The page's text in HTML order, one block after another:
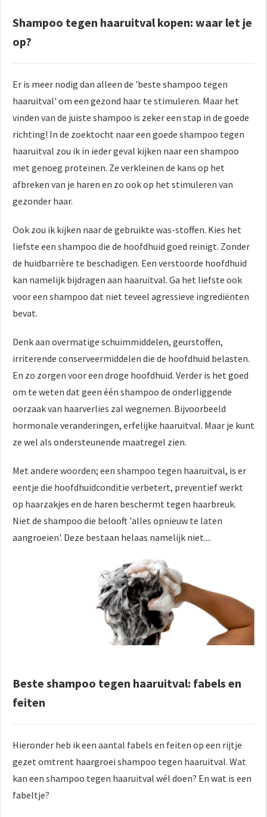
Shampoo tegen haaruitval kopen: waar let je
op?
Er is meer nodig dan alleen de 'beste shampoo tegen
haaruitval' om een gezond haar te stimuleren. Maar het
vinden van de juiste shampoo is zeker een stap in de goede
richting! In de zoektocht naar een goede shampoo tegen
haaruitval zou ik in ieder geval kijken naar een shampoo
met genoeg proteïnen. Ze verkleinen de kans op het
afbreken van je haren en zo ook op het stimuleren van
gezonder haar.
Ook zou ik kijken naar de gebruikte was-stoffen. Kies het
liefste een shampoo die de hoofdhuid goed reinigt. Zonder
de huidbarrière te beschadigen. Een verstoorde hoofdhuid
kan namelijk bijdragen aan haaruitval. Ga het liefste ook
voor een shampoo dat niet teveel agressieve ingrediënten
bevat.
Denk aan overmatige schuimmiddelen, geurstoffen,
irriterende conserveermiddelen die de hoofdhuid belasten.
En zo zorgen voor een droge hoofdhuid. Verder is het goed
om te weten dat geen één shampoo de onderliggende
oorzaak van haarverlies zal wegnemen. Bijvoorbeeld
hormonale veranderingen, erfelijke haaruitval. Maar je kunt
ze wel als ondersteunende maatregel zien.
Met andere woorden; een shampoo tegen haaruitval, is er
eentje die hoofdhuidconditie verbetert, preventief werkt
op haarzakjes en de haren beschermt tegen haarbreuk.
Niet de shampoo die belooft 'alles opnieuw te laten
aangroeien'. Deze bestaan helaas namelijk niet....
Beste shampoo tegen haaruitval: fabels en
feiten
Hieronder heb ik een aantal fabels en feiten op een rijtje
gezet omtrent haargroei shampoo tegen haaruitval. Wat
kan een shampoo tegen haaruitval wél doen? En wat is een
fabeltje?